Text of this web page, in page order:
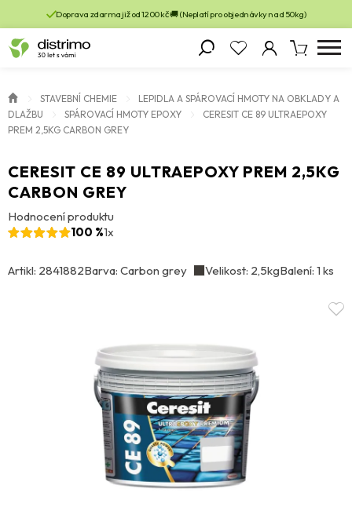
Doprava zdarma již od 1200 kč 🚚 (Neplatí pro objednávky nad 50kg)
STAVEBNÍ CHEMIE
LEPIDLA A SPÁROVACÍ HMOTY NA OBKLADY A
DLAŽBU
SPÁROVACÍ HMOTY EPOXY
CERESIT CE 89 ULTRAEPOXY
PREM 2,5KG CARBON GREY
CERESIT CE 89 ULTRAEPOXY PREM 2,5KG
CARBON GREY
Hodnocení produktu
100 %1x
Artikl: 2841882Barva: Carbon grey Velikost: 2,5kgBalení: 1 ks